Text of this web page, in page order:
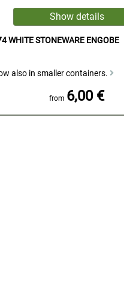
WHITE STONEWARE ENGOBE
also in smaller containers.
from 6,00 €